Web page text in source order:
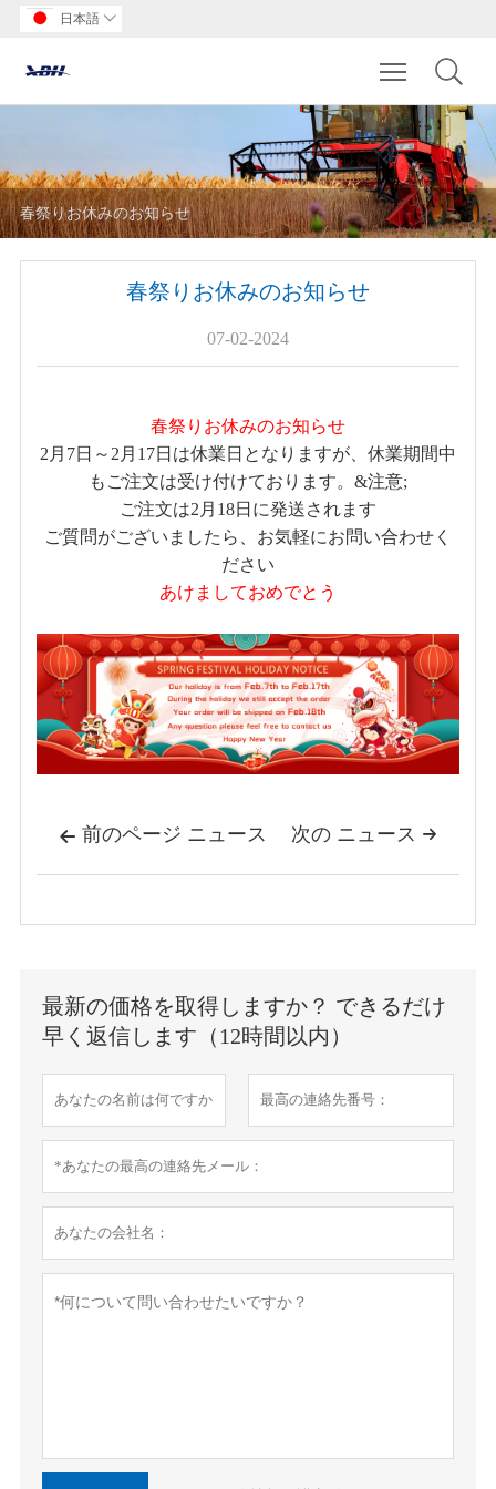
日本語 
Toggle
春祭りお休みのお知らせ
春祭りお休みのお知らせ
07-02-2024
春祭りお休みのお知らせ
2月7日～2月17日は休業日となりますが、休業期間中
もご注文は受け付けております。&注意;
ご注文は2月18日に発送されます
ご質問がございましたら、お気軽にお問い合わせく
ださい
あけましておめでとう
 前のページ ニュース 
次の ニュース
最新の価格を取得しますか？ できるだけ
早く返信します（12時間以内）